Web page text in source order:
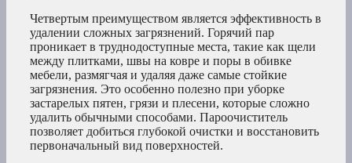
Четвертым преимуществом является эффективность в
удалении сложных загрязнений. Горячий пар
проникает в труднодоступные места, такие как щели
между плитками, швы на ковре и поры в обивке
мебели, размягчая и удаляя даже самые стойкие
загрязнения. Это особенно полезно при уборке
застарелых пятен, грязи и плесени, которые сложно
удалить обычными способами. Пароочиститель
позволяет добиться глубокой очистки и восстановить
первоначальный вид поверхностей.